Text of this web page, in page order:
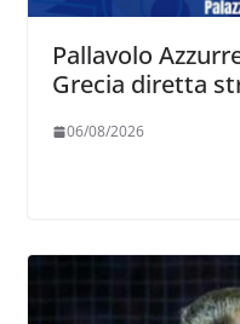
Pallavolo
Grecia diretta
06/08/2026